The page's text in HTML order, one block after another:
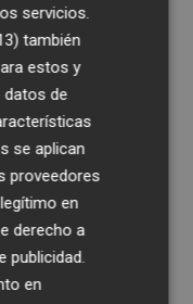
fuentes
del sindicato
del Mar
con un tono
de la
y de sus
se
servicios.
también
estos y
datos de
se aplican
proveedores
en
derecho a
publicidad.
en